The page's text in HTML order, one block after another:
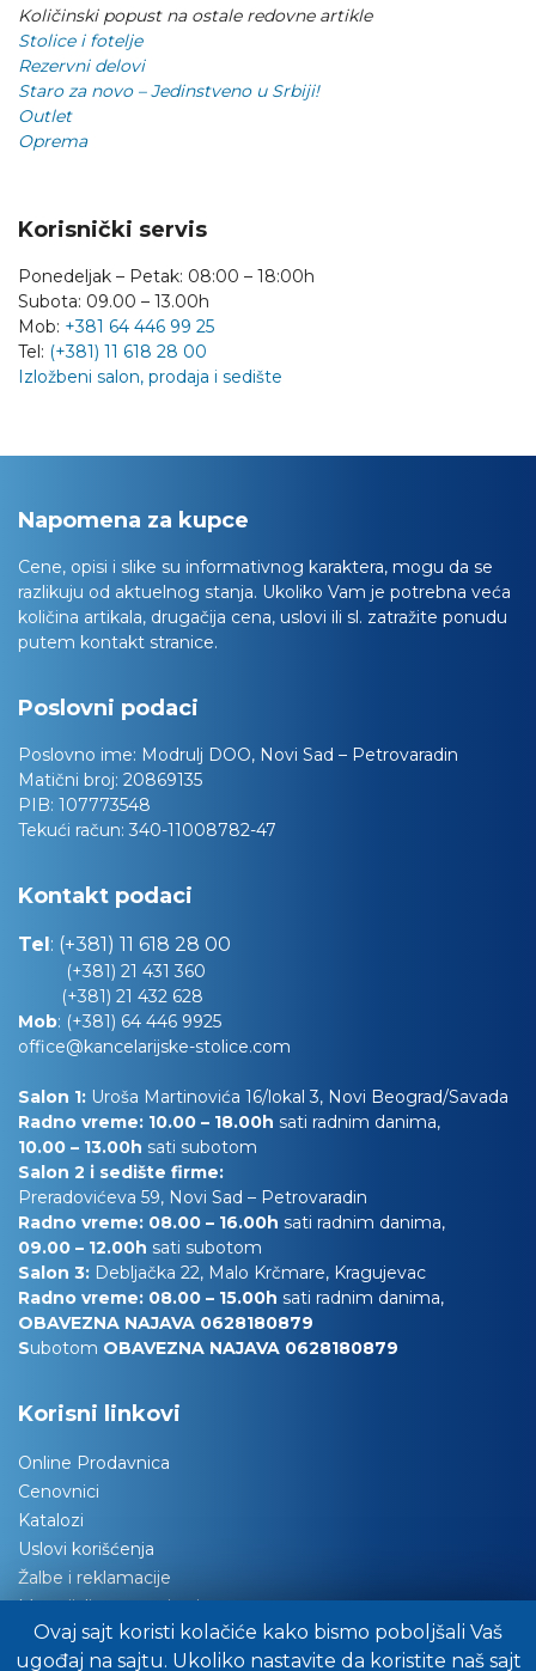
Količinski popust na ostale redovne artikle
Stolice i fotelje
Rezervni delovi
Staro za novo – Jedinstveno u Srbiji!
Outlet
Oprema
Korisnički servis
Ponedeljak – Petak: 08:00 – 18:00h
Subota: 09.00 – 13.00h
Mob: +381 64 446 99 25
Tel: (+381) 11 618 28 00
Izložbeni salon, prodaja i sedište
Ovaj sajt koristi kolačiće kako bismo poboljšali Vaš
ugođaj na sajtu. Ukoliko nastavite da koristite naš sajt
Napomena za kupce
Cene, opisi i slike su informativnog karaktera, mogu da se
razlikuju od aktuelnog stanja. Ukoliko Vam je potrebna veća
količina artikala, drugačija cena, uslovi ili sl. zatražite ponudu
putem kontakt stranice.
Poslovni podaci
Poslovno ime: Modrulj DOO, Novi Sad – Petrovaradin
Matični broj: 20869135
PIB: 107773548
Tekući račun: 340-11008782-47
Kontakt podaci
Tel: (+381) 11 618 28 00
(+381) 21 431 360
(+381) 21 432 628
Mob: (+381) 64 446 9925
office@kancelarijske-stolice.com
Salon 1: Uroša Martinovića 16/lokal 3, Novi Beograd/Savada
Radno vreme: 10.00 – 18.00h sati radnim danima,
10.00 – 13.00h sati subotom
Salon 2 i sedište firme:
Preradovićeva 59, Novi Sad – Petrovaradin
Radno vreme: 08.00 – 16.00h sati radnim danima,
09.00 – 12.00h sati subotom
Salon 3: Debljačka 22, Malo Krčmare, Kragujevac
Radno vreme: 08.00 – 15.00h sati radnim danima,
OBAVEZNA NAJAVA 0628180879
Subotom OBAVEZNA NAJAVA 0628180879
Korisni linkovi
Online Prodavnica
Cenovnici
Katalozi
Uslovi korišćenja
Žalbe i reklamacije
Materijali za tapaciranje
Održavanje nameštaja
Važna obaveštenja